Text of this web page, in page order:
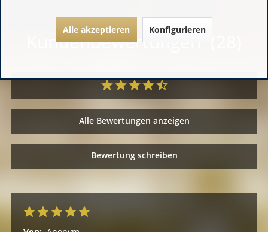
Kundenbewertungen (28)
Alle Bewertungen anzeigen
Bewertung schreiben
Alle akzeptieren Konfigurieren